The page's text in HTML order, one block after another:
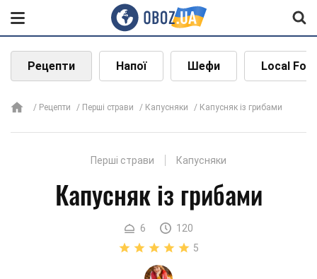
Рецепти Напої Шефи Local
Рецепти Перші страви Капусняки Капусняк із грибами
Перші страви Капусняки
Капусняк із грибами
6
120
5